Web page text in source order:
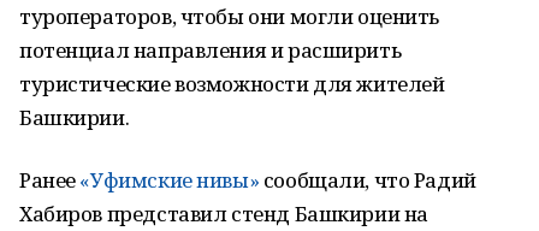
туроператоров, чтобы они могли оценить
потенциал направления и расширить
туристические возможности для жителей
Башкирии.
Ранее«Уфимские нивы» сообщали, что Радий
Хабиров представил стенд Башкирии на